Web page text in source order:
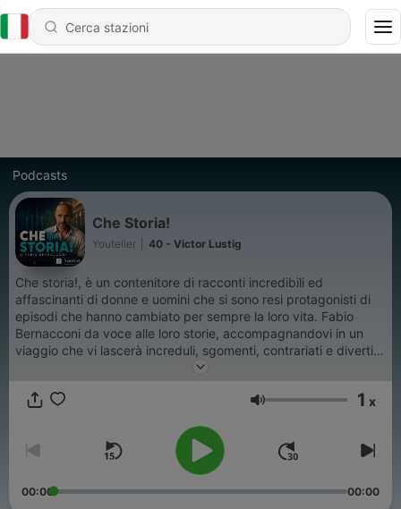
Podcasts
Che Storia!
Youteller 40 - Victor Lustig
Che storia!, è un contenitore di racconti incredibili ed
affascinanti di donne e uomini che si sono resi protagonisti di
episodi che hanno cambiato per sempre la loro vita. Fabio
Bernacconi da voce alle loro storie, accompagnandovi in un
viaggio che vi lascerà increduli, sgomenti, contrariati e divertiti.
Volume 1 x
00:00 00:00